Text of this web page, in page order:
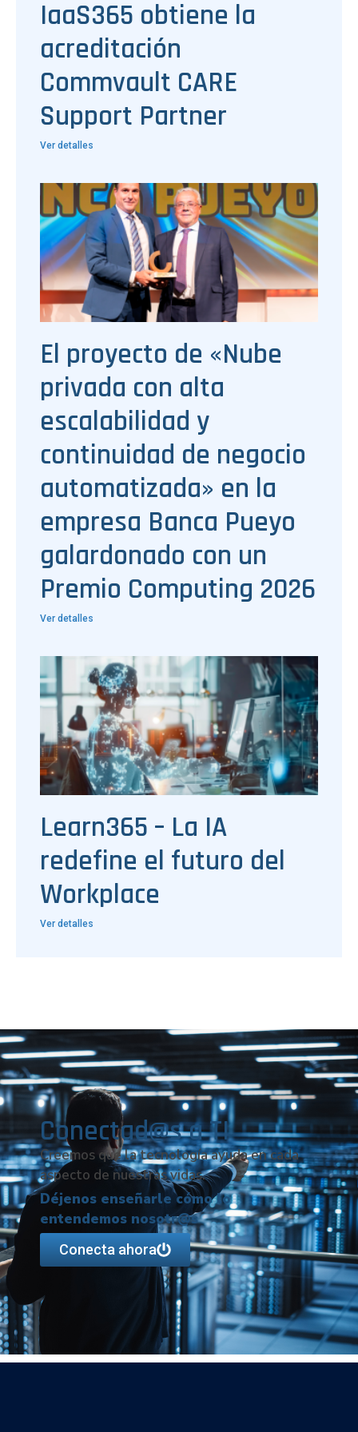
IaaS365 obtiene la
acreditación
Commvault CARE
Support Partner
Ver detalles
El proyecto de «Nube
privada con alta
escalabilidad y
continuidad de negocio
automatizada» en la
empresa Banca Pueyo
galardonado con un
Premio Computing 2026
Ver detalles
Learn365 – La IA
redefine el futuro del
Workplace
Ver detalles
Conectad@s a TI
Creemos que la tecnología ayuda en cada
aspecto de nuestras vidas.
Déjenos enseñarle cómo lo
entendemos nosotr@s
Conecta ahora